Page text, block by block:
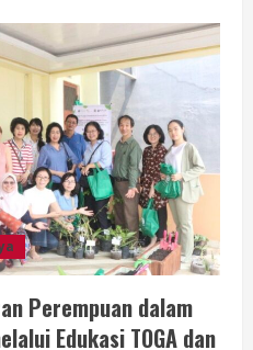
Perempuan dalam
Edukasi TOGA dan